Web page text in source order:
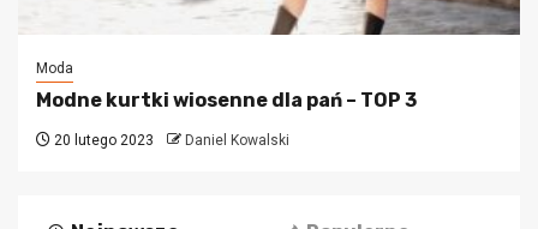
Moda
Modne kurtki wiosenne dla pań – TOP 3
20 lutego 2023 Daniel Kowalski